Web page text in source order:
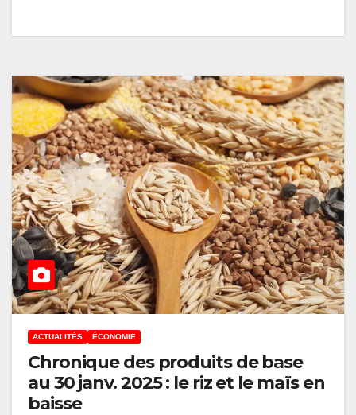
ACTUALITÉS ÉCONOMIE
Chronique des produits de base
au 30 janv. 2025 : le riz et le maïs en
baisse